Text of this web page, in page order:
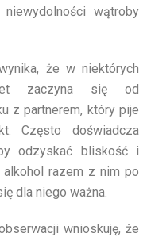
wątroby
że w niektórych
zaczyna się od
z partnerem, który pije
Często doświadcza
odzyskać bliskość i
razem z nim po
dla niego ważna.
wnioskuję, że